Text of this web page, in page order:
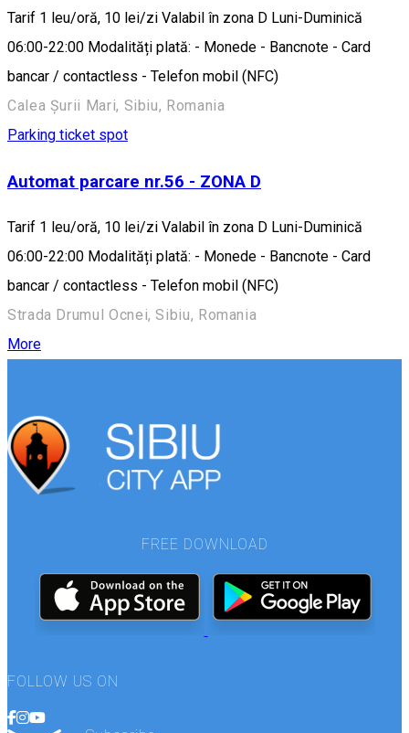
Tarif 1 leu/oră, 10 lei/zi Valabil în zona D Luni-Duminică
06:00-22:00 Modalități plată: - Monede - Bancnote - Card
bancar / contactless - Telefon mobil (NFC)
Calea Șurii Mari, Sibiu, Romania
Parking ticket spot
Automat parcare nr.56 - ZONA D
Tarif 1 leu/oră, 10 lei/zi Valabil în zona D Luni-Duminică
06:00-22:00 Modalități plată: - Monede - Bancnote - Card
bancar / contactless - Telefon mobil (NFC)
Strada Drumul Ocnei, Sibiu, Romania
More
FREE DOWNLOAD
FOLLOW US ON